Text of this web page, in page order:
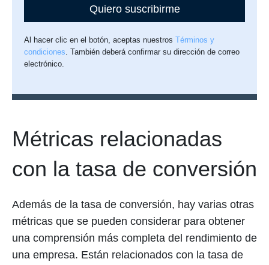
Quiero suscribirme
Al hacer clic en el botón, aceptas nuestrosTérminos y
condiciones. También deberá confirmar su dirección de correo
electrónico.
Métricas relacionadas
con la tasa de conversión
Además de la tasa de conversión, hay varias otras
métricas que se pueden considerar para obtener
una comprensión más completa del rendimiento de
una empresa. Están relacionados con la tasa de